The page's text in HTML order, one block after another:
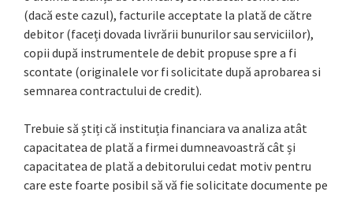
(dacă este cazul), facturile acceptate la plată de către
debitor (faceți dovada livrării bunurilor sau serviciilor),
copii după instrumentele de debit propuse spre a fi
scontate (originalele vor fi solicitate după aprobarea si
semnarea contractului de credit).
Trebuie să știți că instituția financiara va analiza atât
capacitatea de plată a firmei dumneavoastră cât și
capacitatea de plată a debitorului cedat motiv pentru
care este foarte posibil să vă fie solicitate documente pe